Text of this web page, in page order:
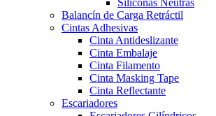
Balancín de Carga Retráctil
Cintas Adhesivas
Cinta Antideslizante
Cinta Embalaje
Cinta Filamento
Cinta Masking Tape
Cinta Reflectante
Escariadores